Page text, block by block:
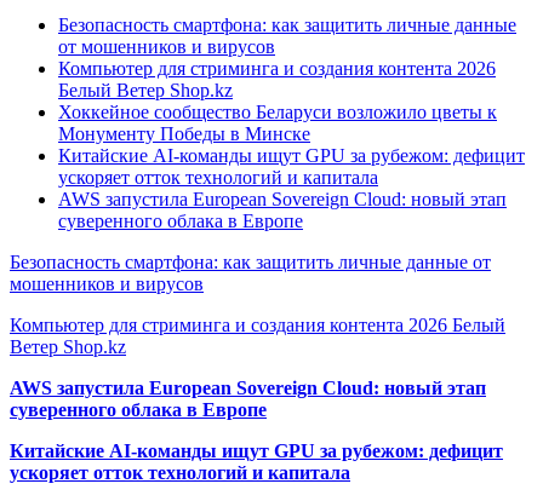
Безопасность смартфона: как защитить личные данные
от мошенников и вирусов
Компьютер для стриминга и создания контента 2026
Белый Ветер Shop.kz
Хоккейное сообщество Беларуси возложило цветы к
Монументу Победы в Минске
Китайские AI-команды ищут GPU за рубежом: дефицит
ускоряет отток технологий и капитала
AWS запустила European Sovereign Cloud: новый этап
суверенного облака в Европе
Безопасность смартфона: как защитить личные данные от
мошенников и вирусов
Компьютер для стриминга и создания контента 2026 Белый
Ветер Shop.kz
AWS запустила European Sovereign Cloud: новый этап
суверенного облака в Европе
Китайские AI-команды ищут GPU за рубежом: дефицит
ускоряет отток технологий и капитала